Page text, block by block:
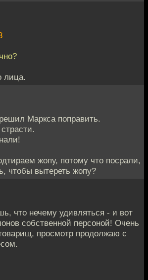
лица.
Маркса поправить.
жопу, потому что посрали,
чтобы вытереть жопу?
что нечему удивляться - и вот
собственной персоной! Очень
просмотр продолжаю с